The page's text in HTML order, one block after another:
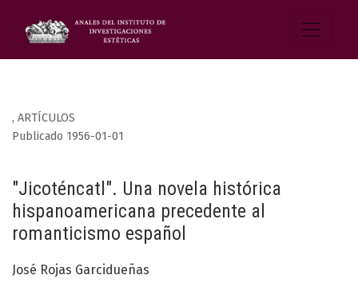
, ARTÍCULOS
"Jicoténcatl". Una novela histórica
hispanoamericana precedente al
romanticismo español
Publicado 1956-01-01
José Rojas Garcidueñas